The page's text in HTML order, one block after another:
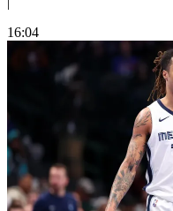
16:04